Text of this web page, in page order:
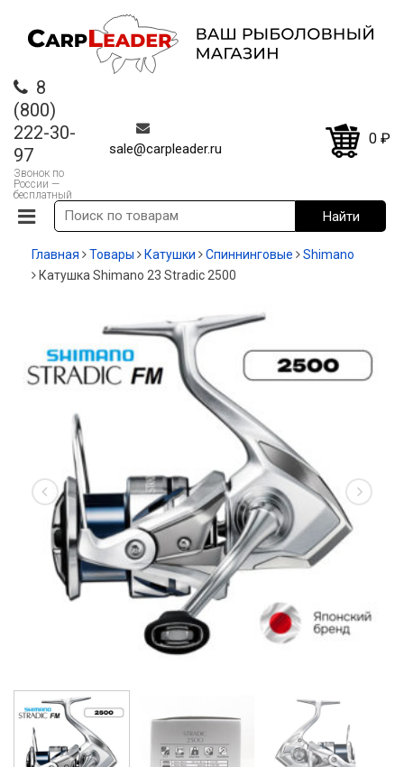
8
(800)
222-30-
97
Звонок по
России —
бесплатный
sale@carpleader.ru
0 ₽
Главная Товары Катушки Спиннинговые
Shimano
Катушка Shimano 23 Stradic 2500